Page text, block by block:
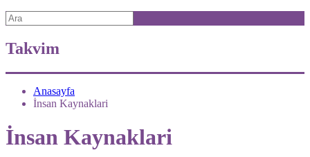
Takvim
Anasayfa
İnsan Kaynaklari
İnsan Kaynaklari